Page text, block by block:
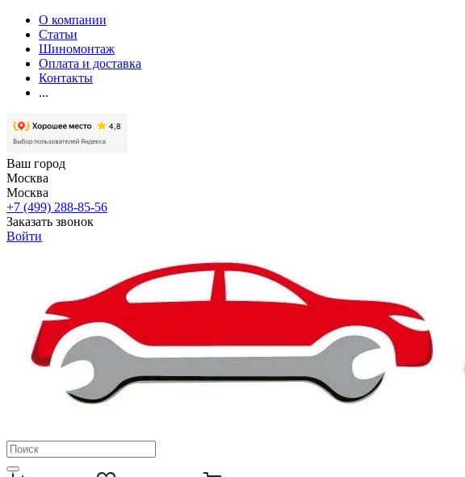
О компании
Статьи
Шиномонтаж
Оплата и доставка
Контакты
...
Ваш город
Москва
Москва
+7 (499) 288-85-56
Заказать звонок
Войти